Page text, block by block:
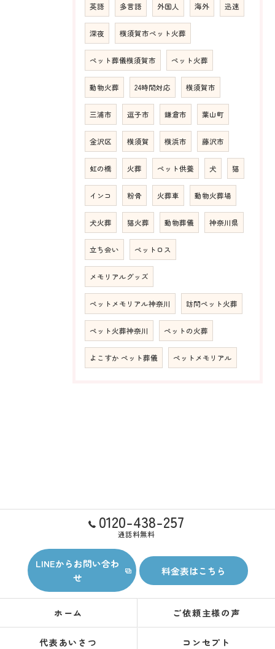
英語 多言語 外国人 海外 迅速
深夜 横須賀市ペット火葬
ペット葬儀横須賀市 ペット火葬
動物火葬 24時間対応 横須賀市
三浦市 逗子市 鎌倉市 葉山町
金沢区 横須賀 横浜市 藤沢市
虹の橋 火葬 ペット供養 犬 猫
インコ 粉骨 火葬車 動物火葬場
犬火葬 猫火葬 動物葬儀 神奈川県
立ち会い ペットロス
メモリアルグッズ
ペットメモリアル神奈川 訪問ペット火葬
ペット火葬神奈川 ペットの火葬
よこすか ペット葬儀 ペットメモリアル
0120-438-257
通話料無料
LINEからお問い合わ
せ
料金表はこちら
ホーム ご依頼主様の声
代表あいさつ コンセプト